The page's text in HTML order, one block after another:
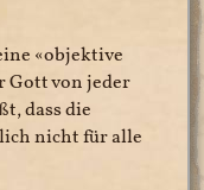
objektive
Gott von jeder
dass die
nicht für alle